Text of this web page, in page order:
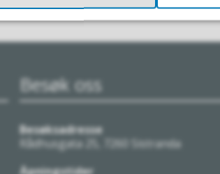
Besøk oss
Besøksadresse
Rådhusgata 25, 7260 Sistranda